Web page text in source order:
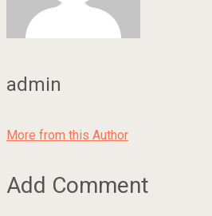
admin
More from this Author
Add Comment